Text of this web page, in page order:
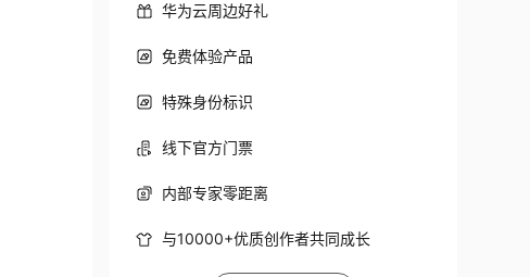
华为云周边好礼
免费体验产品
特殊身份标识
线下官方门票
内部专家零距离
与10000+优质创作者共同成长